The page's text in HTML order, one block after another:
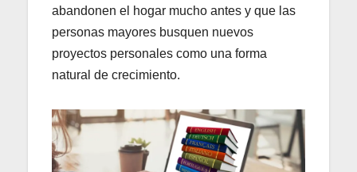
abandonen el hogar mucho antes y que las
personas mayores busquen nuevos
proyectos personales como una forma
natural de crecimiento.